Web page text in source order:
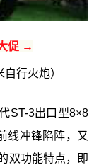
促 →
行火炮）
ST-3出口型8×8
线冲锋陷阵，又
双功能特点，即